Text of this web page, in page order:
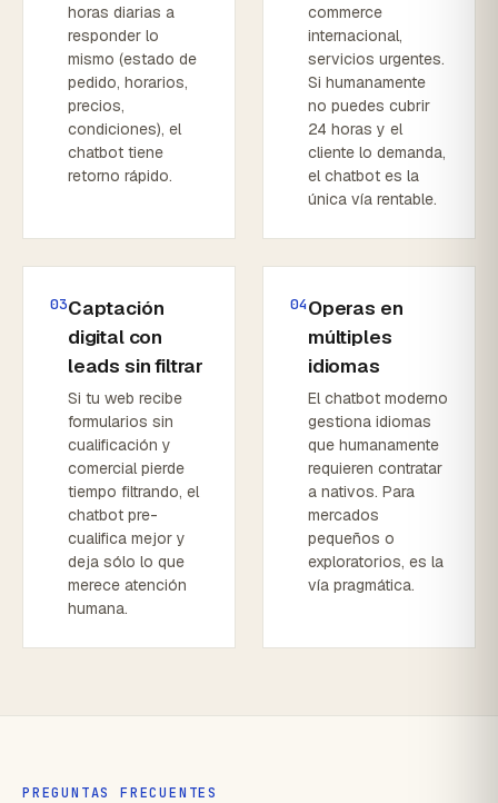
horas diarias a
responder lo
mismo (estado de
pedido, horarios,
precios,
condiciones), el
chatbot tiene
retorno rápido.
commerce
internacional,
servicios urgentes.
Si humanamente
no puedes cubrir
24 horas y el
cliente lo demanda,
el chatbot es la
única vía rentable.
03Captación
digital con
leads sin filtrar
Si tu web recibe
formularios sin
cualificación y
comercial pierde
tiempo filtrando, el
chatbot pre-
cualifica mejor y
deja sólo lo que
merece atención
humana.
04Operas en
múltiples
idiomas
El chatbot moderno
gestiona idiomas
que humanamente
requieren contratar
a nativos. Para
mercados
pequeños o
exploratorios, es la
vía pragmática.
PREGUNTAS FRECUENTES